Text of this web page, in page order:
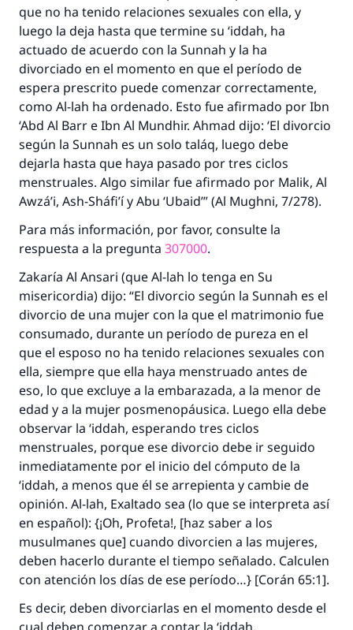
que no ha tenido relaciones sexuales con ella, y
luego la deja hasta que termine su ‘iddah, ha
actuado de acuerdo con la Sunnah y la ha
divorciado en el momento en que el período de
espera prescrito puede comenzar correctamente,
como Al-lah ha ordenado. Esto fue afirmado por Ibn
‘Abd Al Barr e Ibn Al Mundhir. Ahmad dijo: ‘El divorcio
según la Sunnah es un solo taláq, luego debe
dejarla hasta que haya pasado por tres ciclos
menstruales. Algo similar fue afirmado por Malik, Al
Awzá’i, Ash-Sháfi’í y Abu ‘Ubaid’” (Al Mughni, 7/278).
Para más información, por favor, consulte la
respuesta a la pregunta 307000.
Zakaría Al Ansari (que Al-lah lo tenga en Su
misericordia) dijo: “El divorcio según la Sunnah es el
divorcio de una mujer con la que el matrimonio fue
consumado, durante un período de pureza en el
que el esposo no ha tenido relaciones sexuales con
ella, siempre que ella haya menstruado antes de
eso, lo que excluye a la embarazada, a la menor de
edad y a la mujer posmenopáusica. Luego ella debe
observar la ‘iddah, esperando tres ciclos
menstruales, porque ese divorcio debe ir seguido
inmediatamente por el inicio del cómputo de la
‘iddah, a menos que él se arrepienta y cambie de
opinión. Al-lah, Exaltado sea (lo que se interpreta así
en español): {¡Oh, Profeta!, [haz saber a los
musulmanes que] cuando divorcien a las mujeres,
deben hacerlo durante el tiempo señalado. Calculen
con atención los días de ese período…} [Corán 65:1].
Es decir, deben divorciarlas en el momento desde el
La respuesta no. 110845 salvó un
matrimonio.
Desde la Q hasta la A, su contribución ayuda a
IslamQA.
Profeta ﷺ dijo:
"Una persona que orienta a otros a hacer el
bien obtendrá la misma recompensa que
aquellos que lo realicen."
(MUSLIM, 1893)
Contribuir